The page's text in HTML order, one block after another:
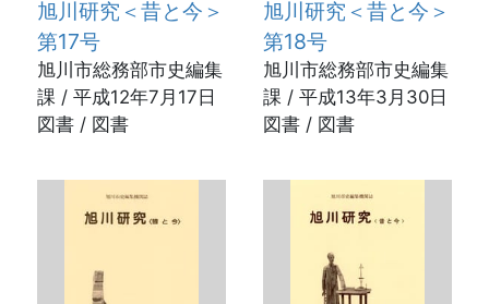
旭川研究＜昔と今＞
第17号
旭川市総務部市史編集
課 / 平成12年7月17日
図書 / 図書
旭川研究＜昔と今＞
第18号
旭川市総務部市史編集
課 / 平成13年3月30日
図書 / 図書